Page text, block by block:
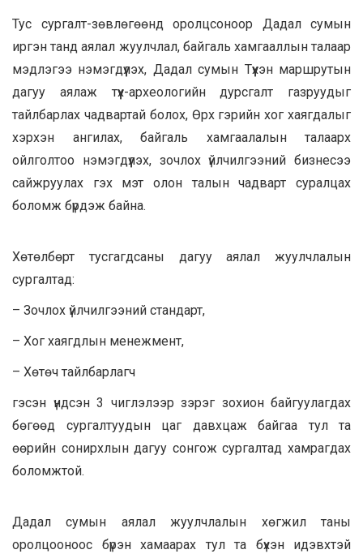
Тус сургалт-зөвлөгөөнд оролцсоноор Дадал сумын
иргэн танд аялал жуулчлал, байгаль хамгааллын талаар
мэдлэгээ нэмэгдүүлэх, Дадал сумын Түүхэн маршрутын
дагуу аялаж түүх-археологийн дурсгалт газруудыг
тайлбарлах чадвартай болох, Өрх гэрийн хог хаягдалыг
хэрхэн ангилах, байгаль хамгаалалын талаарх
ойлголтоо нэмэгдүүлэх, зочлох үйлчилгээний бизнесээ
сайжруулах гэх мэт олон талын чадварт суралцах
боломж бүрдэж байна.
Хөтөлбөрт тусгагдсаны дагуу аялал жуулчлалын
сургалтад:
– Зочлох үйлчилгээний стандарт,
– Хог хаягдлын менежмент,
– Хөтөч тайлбарлагч
гэсэн үндсэн 3 чиглэлээр зэрэг зохион байгуулагдах
бөгөөд сургалтуудын цаг давхцаж байгаа тул та
өөрийн сонирхлын дагуу сонгож сургалтад хамрагдах
боломжтой.
Дадал сумын аялал жуулчлалын хөгжил таны
оролцооноос бүрэн хамаарах тул та бүхэн идэвхтэй